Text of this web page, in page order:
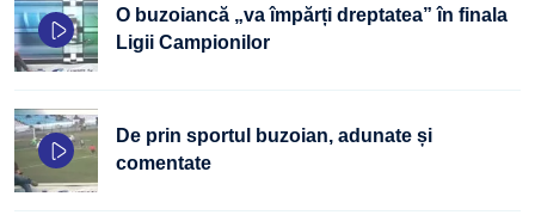
O buzoiancă „va împărți dreptatea” în finala
Ligii Campionilor
De prin sportul buzoian, adunate și
comentate